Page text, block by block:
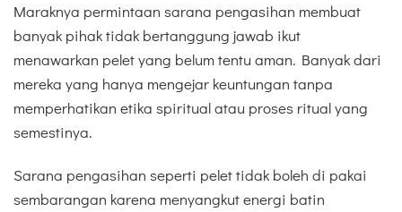
Maraknya permintaan sarana pengasihan membuat
banyak pihak tidak bertanggung jawab ikut
menawarkan pelet yang belum tentu aman. Banyak dari
mereka yang hanya mengejar keuntungan tanpa
memperhatikan etika spiritual atau proses ritual yang
semestinya.
Sarana pengasihan seperti pelet tidak boleh di pakai
sembarangan karena menyangkut energi batin